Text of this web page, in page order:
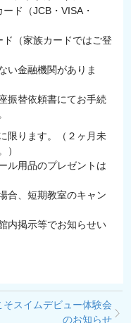
ド（JCB・VISA・
（家族カードではご登
い金融機関がありま
振替依頼書にてお手続
限ります。（２ヶ月未
）
ル用品のプレゼントは
合、短期教室のキャン
内掲示等でお知らせい
そスイムデビュー体験会
のお知らせ